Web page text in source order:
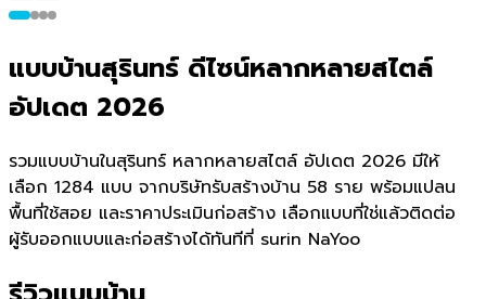
แบบบ้านสุรินทร์ ดีไซน์หลากหลายสไตล์
อัปเดต 2026
รวมแบบบ้านในสุรินทร์ หลากหลายสไตล์ อัปเดต 2026 มีให้
เลือก 1284 แบบ จากบริษัทรับสร้างบ้าน 58 ราย พร้อมแปลน
พื้นที่ใช้สอย และราคาประเมินก่อสร้าง เลือกแบบที่ใช่แล้วติดต่อ
ผู้รับออกแบบและก่อสร้างได้ทันทีที่ surin NaYoo